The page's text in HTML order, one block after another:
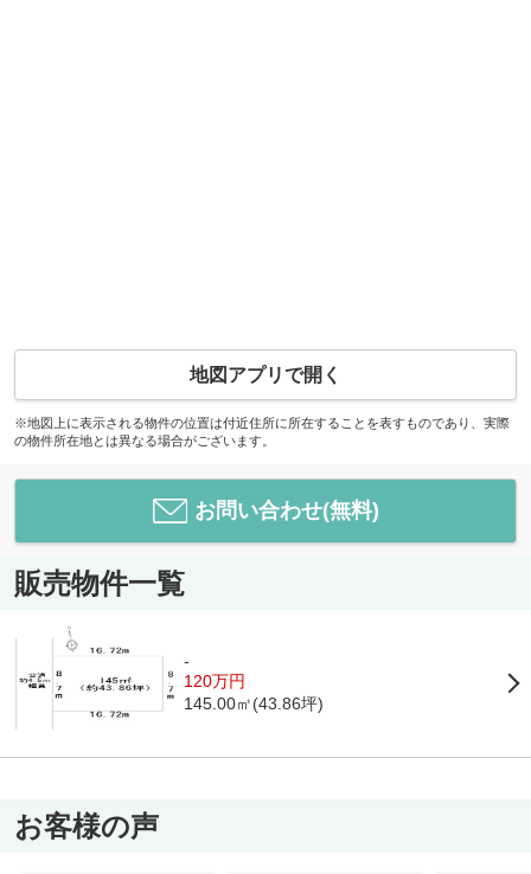
地図アプリで開く
※地図上に表示される物件の位置は付近住所に所在することを表すものであり、実際
の物件所在地とは異なる場合がございます。
お問い合わせ(無料)
販売物件一覧
-
120万円
145.00㎡(43.86坪)
お客様の声